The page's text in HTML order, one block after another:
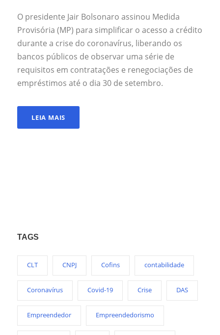
O presidente Jair Bolsonaro assinou Medida
Provisória (MP) para simplificar o acesso a crédito
durante a crise do coronavírus, liberando os
bancos públicos de observar uma série de
requisitos em contratações e renegociações de
empréstimos até o dia 30 de setembro.
LEIA MAIS
TAGS
CLT CNPJ Cofins contabilidade
Coronavírus Covid-19 Crise DAS
Empreendedor Empreendedorismo